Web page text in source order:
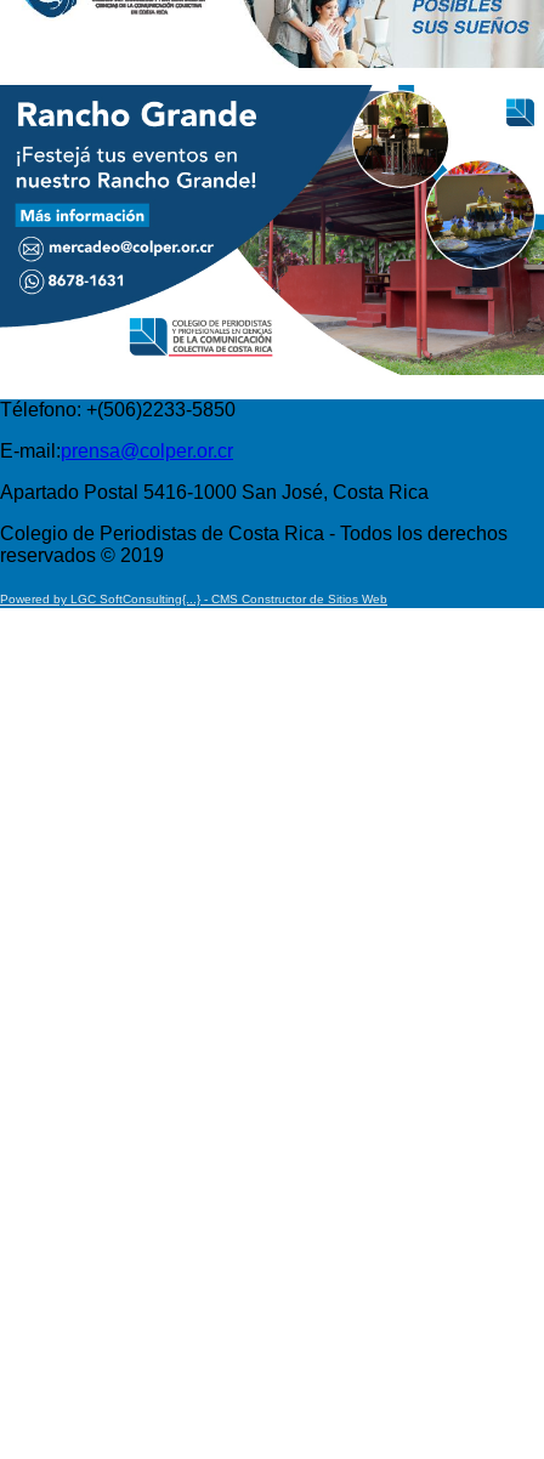
Télefono: +(506)2233-5850
E-mail:prensa@colper.or.cr
Apartado Postal 5416-1000 San José, Costa Rica
Colegio de Periodistas de Costa Rica - Todos los derechos
reservados © 2019
Powered by LGC SoftConsulting{...} - CMS Constructor de Sitios Web